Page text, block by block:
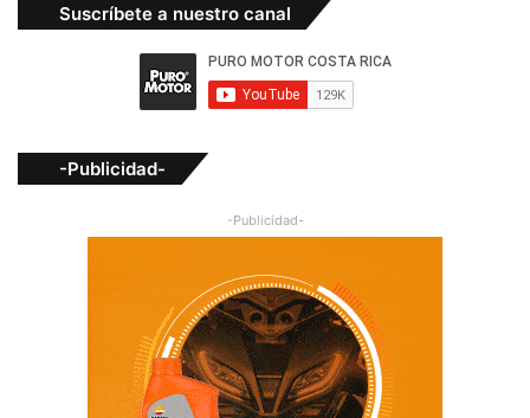
Suscríbete a nuestro canal
-Publicidad-
-Publicidad-